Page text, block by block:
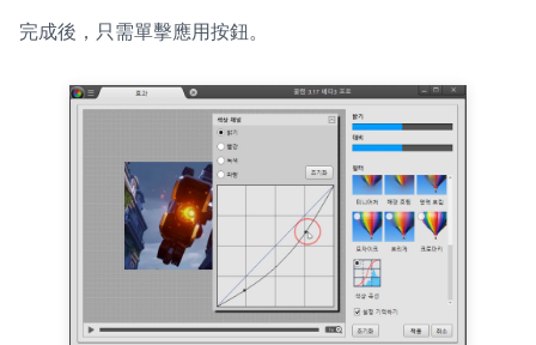
完成後，只需單擊應用按鈕。